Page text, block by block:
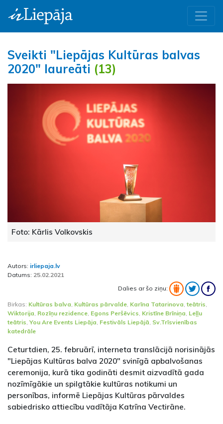
Sveikti "Liepājas Kultūras balvas
2020" laureāti (13)
Foto: Kārlis Volkovskis
Autors: irliepaja.lv
Datums: 25.02.2021
Dalies ar šo ziņu:
Birkas: Kultūras balva, Kultūras pārvalde, Karīna Tatarinova,teātris,
Wiktorija, Rozīņu rezidence, Egons Peršēvics, Kristīne Brīniņa, Leļļu
teātris,You Are Events Liepāja, Festivāls Liepājā, Sv.Trīsvienības
katedrāle
Ceturtdien, 25. februārī, interneta translācijā norisinājās
"Liepājas Kultūras balva 2020" svinīgā apbalvošanas
ceremonija, kurā tika godināti desmit aizvadītā gada
nozīmīgākie un spilgtākie kultūras notikumi un
personības, informē Liepājas Kultūras pārvaldes
sabiedrisko attiecību vadītāja Katrīna Vectirāne.